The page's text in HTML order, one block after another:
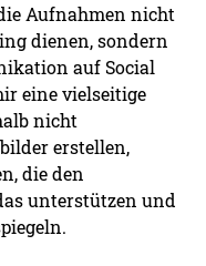
Aufnahmen nicht
dienen, sondern
auf Social
eine vielseitige
nicht
erstellen,
die den
unterstützen und